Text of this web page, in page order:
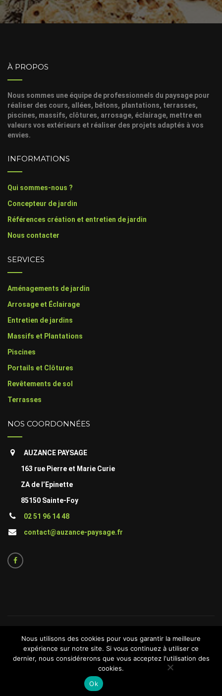
À PROPOS
Nous sommes une équipe de professionnels du paysage pour
réaliser des cours, allées, bétons, plantations, terrasses,
piscines, massifs, clôtures, arrosage, éclairage, mettre en
valeurs vos extérieurs et réaliser des projets adaptés à vos
envies.
INFORMATIONS
Qui sommes-nous ?
Concepteur de jardin
Références création et entretien de jardin
Nous contacter
SERVICES
Aménagements de jardin
Arrosage et Éclairage
Entretien de jardins
Massifs et Plantations
Piscines
Portails et Clôtures
Revêtements de sol
Terrasses
NOS COORDONNÉES
AUZANCE PAYSAGE
163 rue Pierre et Marie Curie
ZA de l’Epinette
85150 Sainte-Foy
02 51 96 14 48
contact@auzance-paysage.fr
Réalisé par 37DEUX -Agence de communication Les Sables
d’Olonne
Mentions légales
Contact
Nous utilisons des cookies pour vous garantir la meilleure
expérience sur notre site. Si vous continuez à utiliser ce
dernier, nous considérerons que vous acceptez l'utilisation des
cookies.
Ok